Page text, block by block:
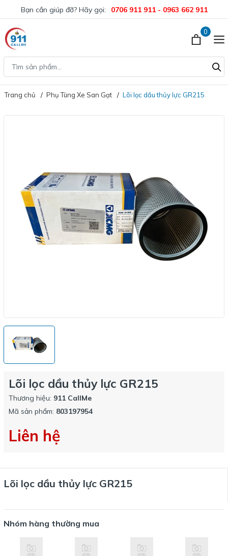
Bạn cần giúp đỡ? Hãy gọi: 0706 911 911 - 0963 662 911
0
Trang chủ Phụ Tùng Xe San Gạt Lõi lọc dầu thủy lực GR215
Lõi lọc dầu thủy lực GR215
Thương hiệu: 911 CallMe
Mã sản phẩm: 803197954
Liên hệ
Lõi lọc dầu thủy lực GR215
Nhóm hàng thường mua